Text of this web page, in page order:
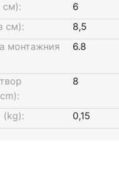
см):
6
см):
8,5
монтажния
6.8
8
(kg): 0,15